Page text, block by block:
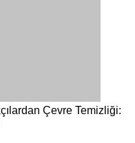
Çevre Temizliği: